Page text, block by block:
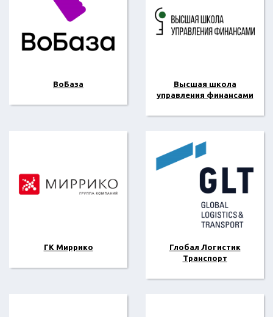
ВоБаза
Высшая школа
управления финансами
ГК Миррико
Глобал Логистик
Транспорт